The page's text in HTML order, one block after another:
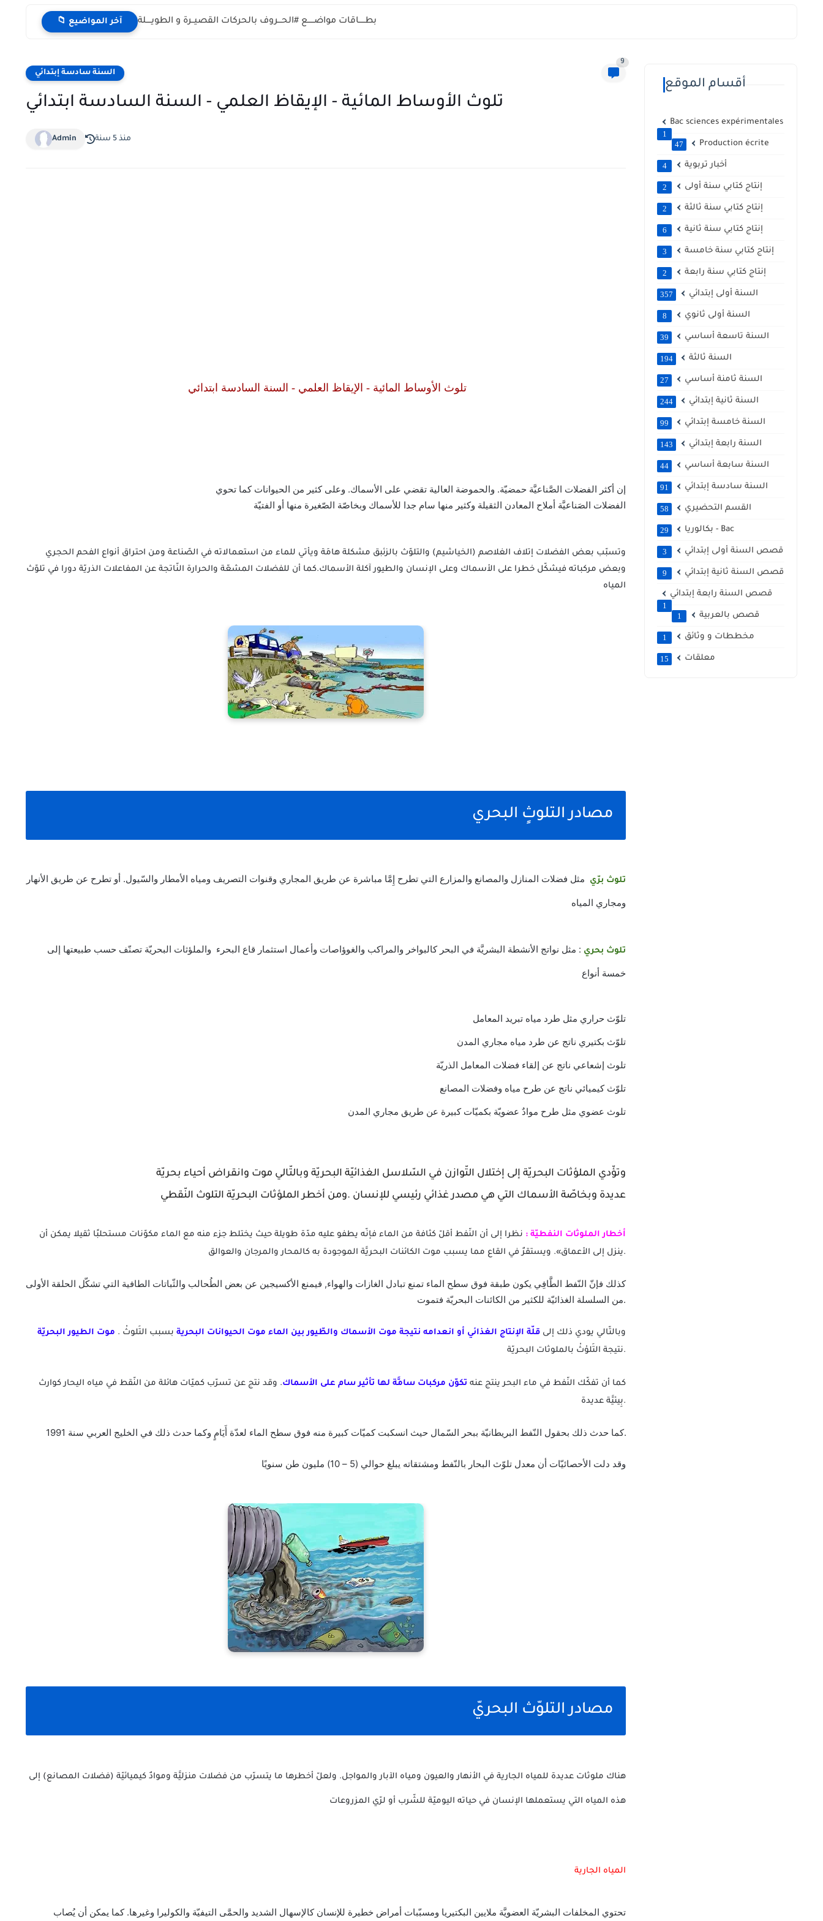
📁 آخر المواضيع بطـــــاقات مواضـــــع #الحـــروف بالحركات القصيــرة و الطويــــلة
السنة سادسة إبتدائي
9
تلوث الأوساط المائية - الإيقاظ العلمي - السنة السادسة ابتدائي
Admin منذ 5 سنة
تلوث الأوساط المائية - الإيقاظ العلمي - السنة السادسة ابتدائي
إن أكثر الفضلات الصَّناعيَّة حمضيّة. والحموضة العالية تقضي على الأسماك. وعلى كثير من الحيوانات كما تحوي
الفضلات الصَناعيَّة أملاح المعادن الثقيلة وكثير منها سام جدا للأسماك وبخاصّة الصّغيرة منها أو الفتيّة
وتسبّب بعض الفضلات إتلاف الغلاصم (الخياشيم) والتلوّث بالزئبق مشكلة هامَة ويأتي للماء من استعمالاته في الصّناعة ومن احتراق أنواع الفحم الحجري
وبعض مركباته فيشكّل خطرا على الأسماك وعلى الإنسان والطيور آكلة الأسماك.كما أن للفضلات المشعّة والحرارة النّاتجة عن المفاعلات الذريّة دورا في تلوّث
المياه
مصادر التلوثٍ البحري
تلوث برّي مثل فضلات المنازل والمصانع والمزارع التي تطرح إِمَّا مباشرة عن طريق المجاري وقنوات التصريف ومياه الأمطار والسّيول. أو تطرح عن طريق الأنهار
ومجاري المياه
تلوث بحري : مثل نواتج الأنشطة البشريَّة في البحر كالبواخر والمراكب والغوؤاصات وأعمال استثمار قاع البحرء والملؤثات البحريّة تصنّف حسب طبيعتها إلى
خمسة أنواع
تلوّث حراري مثل طرد مياه تبريد المعامل
تلوّث بكتيري ناتج عن طرد مياه مجاري المدن
تلوث إشعاعي ناتج عن إلقاء فضلات المعامل الذريّة
تلوّث كيميائي ناتج عن طرح مياه وفضلات المصانع
تلوث عضوي مثل طرح موادٌ عضويّة بكميّات كبيرة عن طريق مجاري المدن
وتؤّدي الملؤثات البحريّة إلى إختلال التّوازن في السّلاسل الغذائيّة البحريّة وبالتّالي موت وانقراض أحياء بحريّة
عديدة وبخاصّة الأسماك التي هي مصدر غذائي رئيسي للإنسان .ومن أخطر الملؤثات البحريّة التلوث النّقطي
أخطار الملوثات النفطيّة : نظرا إلى أن النّفط أقلّ كثافة من الماء فإنّه يطفو عليه مدّة طويلة حيث يختلط جزء منه مع الماء مكوّنات مستحلبًا ثقيلا يمكن أن
ينزل إلى الأعماق». ويستقرٌ في القاع مما يسبب موت الكائنات البحريَّة الموجودة به كالمحار والمرجان والعوالق.
كذلك فإنّ النّفط الطَّافِي يكون طبقة فوق سطح الماء تمنع تبادل الغازات والهواء, فيمنع الأكسيجين عن بعض الطُحالب والثّباتات الطافية التي تشكّل الحلقة الأولى
من السلسلة الغذائيّة للكثير من الكائنات البحريّة فتموت.
وبالتّالي يودي ذلك إلى قلّة الإنتاج الغذائي أو انعدامه نتيجة موت الأسماك والطّيور بين الماء موت الحيوانات البحرية بسبب التَلوثْ . موت الطيور البحريّة
نتيجة التَلوْثْ بالملوثات البحريّة.
كما أن تفكّك النّفط في ماء البحر ينتج عنه تكوّن مركبات سامَّة لها تأثير سام على الأسماك. وقد نتج عن تسرّب كميّات هائلة من النّقط في مياه اليحار كوارث
بِيئيَّة عديدة.
كما حدث ذلك بحقول النّفط البريطانيّة ببحر السّمال حيث انسكبت كميّات كبيرة منه فوق سطح الماء لعدّة أَيَامٍ وكما حدث ذلك في الخليج العربي سنة 1991.
وقد دلت الأحصائيّات أن معدل تلوّث البحار بالنّفط ومشتقاته يبلغ حوالي (5 – 10) مليون طن سنويًا
مصادر التلوّث البحريّ
هناك ملوثات عديدة للمياه الجارية في الأنهار والعيون ومياه الآبار والمواجل. ولعلّ أخطرها ما يتسرّب من فضلات منزليَّة وموادٌ كيميائيّة (فضلات المصانع) إلى
هذه المياه التي يستعملها الإنسان في حياته اليوميّة للشّرب أو لرّي المزروعات
المياه الجارية
تحتوي المخلفات البشريّة العضويَّة ملايين البكتيريا ومسبّبات أمراض خطيرة للإنسان كالإسهال الشديد والحمَّى التيفيّة والكوليرا وغيرها. كما يمكن أن يُصاب
أقسام الموقع
Bac sciences expérimentales
1
Production écrite
47
أخبار تربوية 4
إنتاج كتابي سنة أولى 2
إنتاج كتابي سنة ثالثة 2
إنتاج كتابي سنة ثانية 6
إنتاج كتابي سنة خامسة 3
إنتاج كتابي سنة رابعة 2
السنة أولى إبتدائي 357
السنة أولى ثانوي 8
السنة تاسعة أساسي 39
السنة ثالثة 194
السنة ثامنة أساسي 27
السنة ثانية إبتدائي 244
السنة خامسة إبتدائي 99
السنة رابعة إبتدائي 143
السنة سابعة أساسي 44
السنة سادسة إبتدائي 91
القسم التحضيري 58
بكالوريا - Bac 29
قصص السنة أولى إبتدائي 3
قصص السنة ثانية إبتدائي 9
قصص السنة رابعة إبتدائي
1
قصص بالعربية
1
مخططات و وثائق 1
معلقات 15